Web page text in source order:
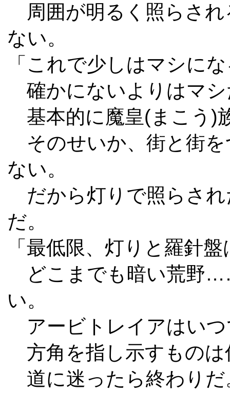
周囲が明るく照らされ
ない。
「これで少しはマシに
確かにないよりはマシ
基本的に魔皇(まこう)
そのせいか、街と街を
ない。
だから灯りで照らされ
だ。
「最低限、灯りと羅針
どこまでも暗い荒野
い。
アービトレイアはいつ
方角を指し示すものは
道に迷ったら終わりだ